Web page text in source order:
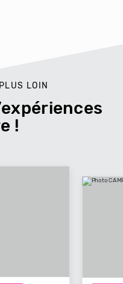
LOIN
!